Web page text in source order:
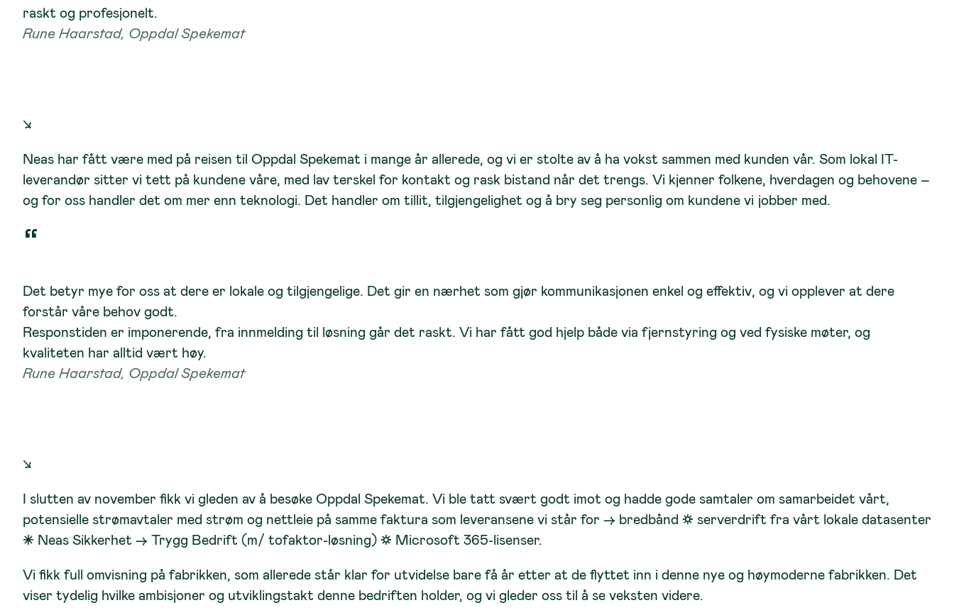
raskt og profesjonelt.
Rune Haarstad, Oppdal Spekemat
↘
Neas har fått være med på reisen til Oppdal Spekemat i mange år allerede, og vi er stolte av å ha vokst sammen med kunden vår. Som lokal IT-
leverandør sitter vi tett på kundene våre, med lav terskel for kontakt og rask bistand når det trengs. Vi kjenner folkene, hverdagen og behovene –
og for oss handler det om mer enn teknologi. Det handler om tillit, tilgjengelighet og å bry seg personlig om kundene vi jobber med.
Det betyr mye for oss at dere er lokale og tilgjengelige. Det gir en nærhet som gjør kommunikasjonen enkel og effektiv, og vi opplever at dere
forstår våre behov godt.
Responstiden er imponerende, fra innmelding til løsning går det raskt. Vi har fått god hjelp både via fjernstyring og ved fysiske møter, og
kvaliteten har alltid vært høy.
Rune Haarstad, Oppdal Spekemat
↘
I slutten av november fikk vi gleden av å besøke Oppdal Spekemat. Vi ble tatt svært godt imot og hadde gode samtaler om samarbeidet vårt,
potensielle strømavtaler med strøm og nettleie på samme faktura som leveransene vi står for → bredbånd ☼ serverdriftfra vårt lokale datasenter
⁕ Neas Sikkerhet→ Trygg Bedrift (m/ tofaktor-løsning) ☼ Microsoft 365-lisenser.
Vi fikk full omvisning på fabrikken, som allerede står klar for utvidelse bare få år etter at de flyttet inn i denne nye og høymoderne fabrikken. Det
viser tydelig hvilke ambisjoner og utviklingstakt denne bedriften holder, og vi gleder oss til å se veksten videre.